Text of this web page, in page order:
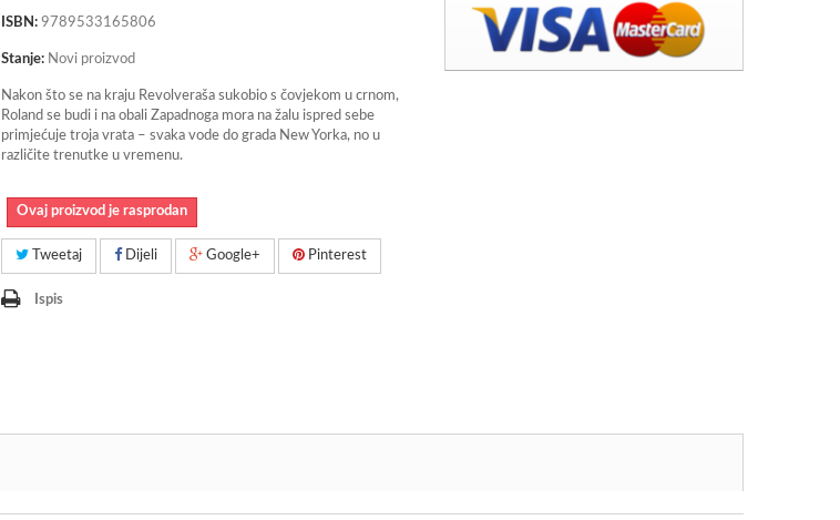
ISBN: 9789533165806
Stanje: Novi proizvod
Nakon što se na kraju Revolveraša sukobio s čovjekom u crnom,
Roland se budi i na obali Zapadnoga mora na žalu ispred sebe
primjećuje troja vrata – svaka vode do grada New Yorka, no u
različite trenutke u vremenu.
Ovaj proizvod je rasprodan
Tweetaj Dijeli Google+ Pinterest
Ispis